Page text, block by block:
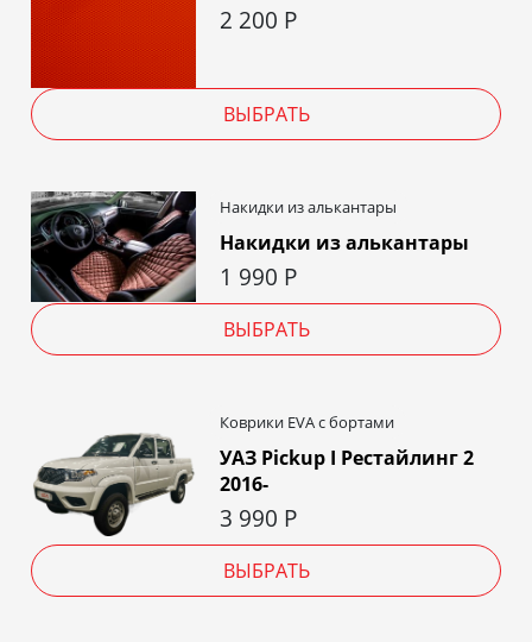
2 200 Р
ВЫБРАТЬ
Накидки из алькантары
Накидки из алькантары
1 990 Р
ВЫБРАТЬ
Коврики EVA c бортами
УАЗ Pickup I Рестайлинг 2
2016-
3 990 Р
ВЫБРАТЬ